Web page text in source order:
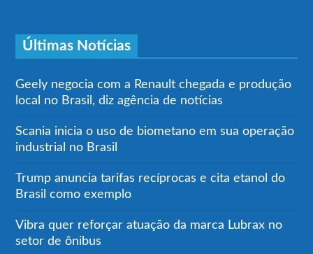
Últimas Notícias
Geely negocia com a Renault chegada e produção
local no Brasil, diz agência de notícias
Scania inicia o uso de biometano em sua operação
industrial no Brasil
Trump anuncia tarifas recíprocas e cita etanol do
Brasil como exemplo
Vibra quer reforçar atuação da marca Lubrax no
setor de ônibus